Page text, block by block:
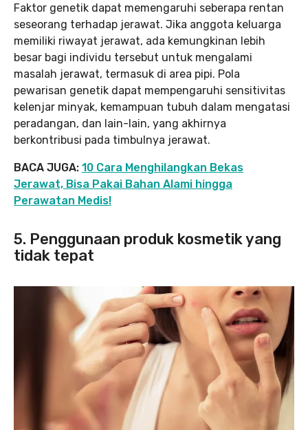
Faktor genetik dapat memengaruhi seberapa rentan
seseorang terhadap jerawat. Jika anggota keluarga
memiliki riwayat jerawat, ada kemungkinan lebih
besar bagi individu tersebut untuk mengalami
masalah jerawat, termasuk di area pipi. Pola
pewarisan genetik dapat mempengaruhi sensitivitas
kelenjar minyak, kemampuan tubuh dalam mengatasi
peradangan, dan lain-lain, yang akhirnya
berkontribusi pada timbulnya jerawat.
BACA JUGA: 10 Cara Menghilangkan Bekas
Jerawat, Bisa Pakai Bahan Alami hingga
Perawatan Medis!
5. Penggunaan produk kosmetik yang
tidak tepat